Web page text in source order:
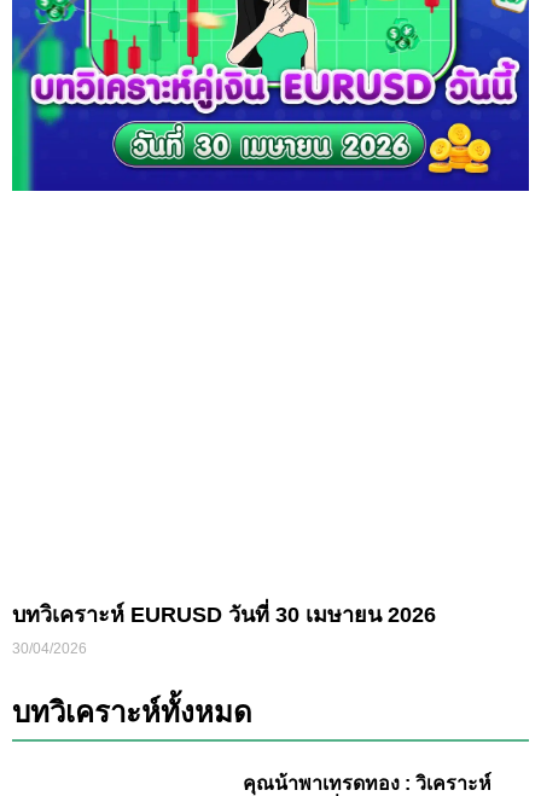
บทวิเคราะห์ EURUSD วันที่ 30 เมษายน 2026
30/04/2026
บทวิเคราะห์ทั้งหมด
คุณน้าพาเทรดทอง : วิเคราะห์